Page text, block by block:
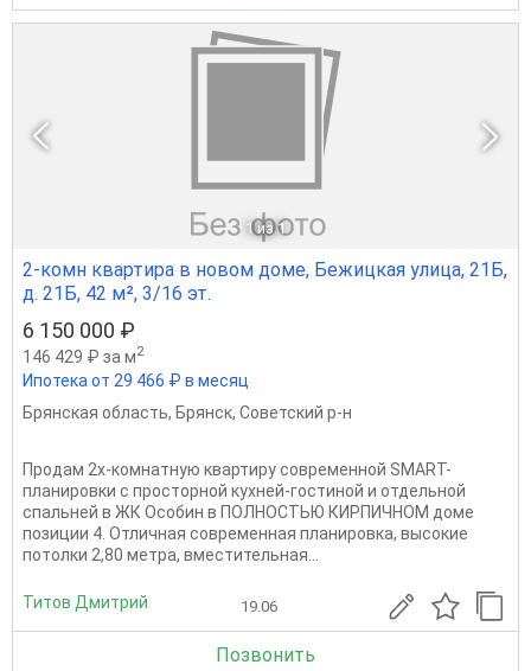
1 из 1
2-комн квартира в новом доме, Бежицкая улица, 21Б,
д. 21Б, 42 м², 3/16 эт.
6 150 000 ₽
146 429 ₽ за м2
Ипотека от 29 466 ₽ в месяц
Брянская область, Брянск, Советский р-н
Продам 2х-комнатную квартиру современной SМАRТ-
планировки с просторной кухней-гостиной и отдельной
спальней в ЖК Особин в ПОЛНОСТЬЮ КИРПИЧНОМ доме
позиции 4. ️Отличная современная планировка, высокие
потолки 2,80 метра, вместительная...
Титов Дмитрий 19.06
Позвонить